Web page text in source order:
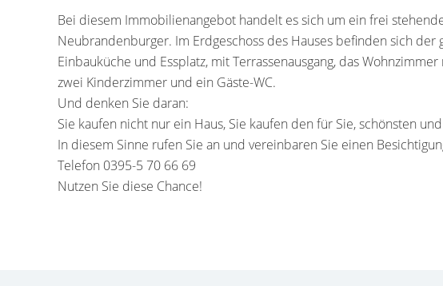
Bei diesem Immobilienangebot handelt es sich um ein frei
Neubrandenburger. Im Erdgeschoss des Hauses befinden sich der
Einbauküche und Essplatz, mit Terrassenausgang, das
zwei Kinderzimmer und ein Gäste-WC.
Und denken Sie daran:
Sie kaufen nicht nur ein Haus, Sie kaufen den für Sie, schönsten
In diesem Sinne rufen Sie an und vereinbaren Sie einen
Telefon 0395-5 70 66 69
Nutzen Sie diese Chance!